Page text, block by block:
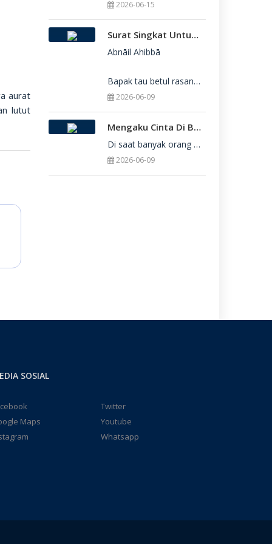
aurat
lutut
2026-06-15
Surat Singkat Untukmu Yang Belum Juga Diterima Di Perguruan Tinggi
Abnāil Ahibbā
Bapak tau betul rasanya berat sekali ketika dirimu belum juga diterima di Perguru
2026-06-09
Mengaku Cinta Di Balik Keterbatasan: Seni Menerima Diri Di Hadapan Ilahi
Di saat banyak orang yang serba menuntut kesempurnaan, kita sering kali terjebak dalam rasa bersalah
2026-06-09
SOSIAL
Twitter
Maps
Youtube
Whatsapp